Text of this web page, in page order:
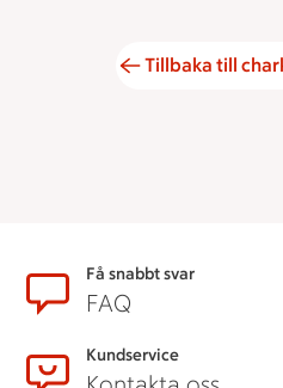
Tillbaka till
SidfotFå snabbt svar
FAQ
Kundservice